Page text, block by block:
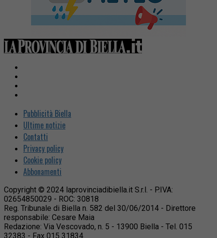
Pubblicità Biella
Ultime notizie
Contatti
Privacy policy
Cookie policy
Abbonamenti
Copyright © 2024 laprovinciadibiella.it S.r.l. - P.IVA:
02654850029 - ROC: 30818
Reg. Tribunale di Biella n. 582 del 30/06/2014 - Direttore
responsabile: Cesare Maia
Redazione: Via Vescovado, n. 5 - 13900 Biella - Tel. 015
32383 - Fax 015 31834